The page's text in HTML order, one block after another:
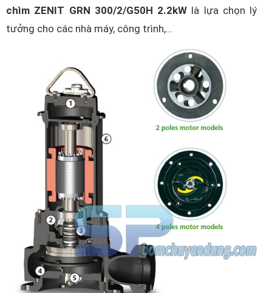
chìm ZENIT GRN 300/2/G50H 2.2kW là lựa chọn lý
tưởng cho các nhà máy, công trình,…